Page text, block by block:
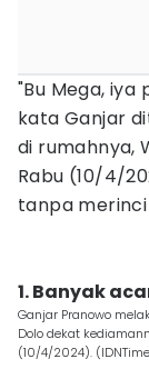
"Bu Mega,
kata Ganjar
di rumahnya,
Rabu (10/4/
tanpa
1. Banyak
Ganjar Pranowo
Dolo dekat
(10/4/2024).